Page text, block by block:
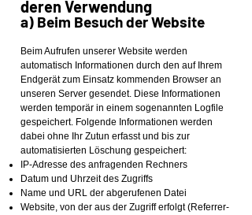
deren Verwendung
a) Beim Besuch der Website
Beim Aufrufen unserer Website werden
automatisch Informationen durch den auf Ihrem
Endgerät zum Einsatz kommenden Browser an
unseren Server gesendet. Diese Informationen
werden temporär in einem sogenannten Logfile
gespeichert. Folgende Informationen werden
dabei ohne Ihr Zutun erfasst und bis zur
automatisierten Löschung gespeichert:
IP-Adresse des anfragenden Rechners
Datum und Uhrzeit des Zugriffs
Name und URL der abgerufenen Datei
Website, von der aus der Zugriff erfolgt (Referrer-